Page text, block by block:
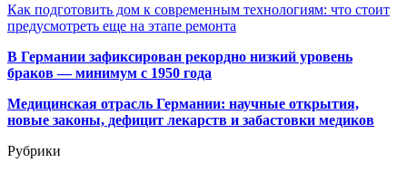
Как подготовить дом к современным технологиям: что стоит
предусмотреть еще на этапе ремонта
В Германии зафиксирован рекордно низкий уровень
браков — минимум с 1950 года
Медицинская отрасль Германии: научные открытия,
новые законы, дефицит лекарств и забастовки медиков
Рубрики